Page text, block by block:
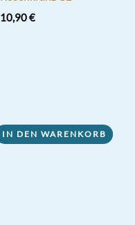
10,90€
IN DEN WARENKORB